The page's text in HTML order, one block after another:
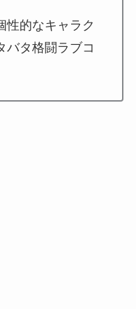
性的なキャラク
バタ格闘ラブコ